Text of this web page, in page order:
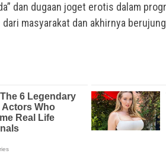
dan dugaan joget erotis dalam
masyarakat dan akhirnya